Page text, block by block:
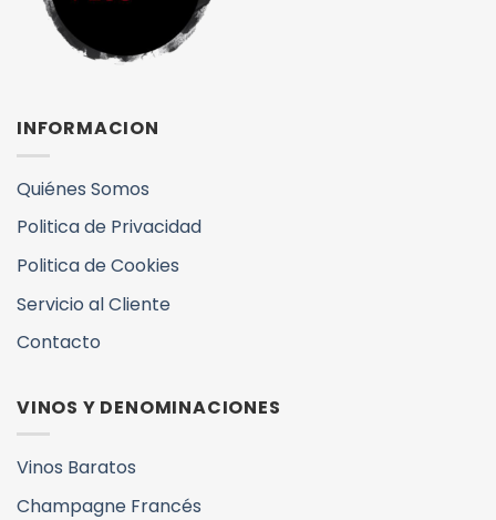
INFORMACION
Quiénes Somos
Politica de Privacidad
Politica de Cookies
Servicio al Cliente
Contacto
VINOS Y DENOMINACIONES
Vinos Baratos
Champagne Francés